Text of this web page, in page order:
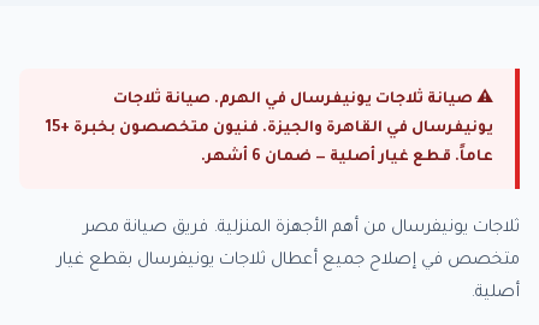
⚠ صيانة ثلاجات يونيفرسال في الهرم. صيانة ثلاجات
يونيفرسال في القاهرة والجيزة. فنيون متخصصون بخبرة +15
عاماً. قطع غيار أصلية — ضمان 6 أشهر.
ثلاجات يونيفرسال من أهم الأجهزة المنزلية. فريق صيانة مصر
متخصص في إصلاح جميع أعطال ثلاجات يونيفرسال بقطع غيار
أصلية.